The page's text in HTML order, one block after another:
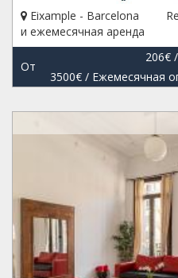
Eixample - Barcelona
и ежемесячная аренда
От
206€/
3500€/ Ежемесячная